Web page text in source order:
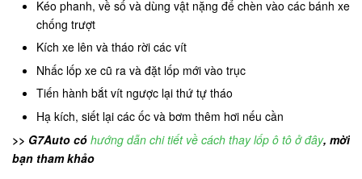
Kéo phanh, về số và dùng vật nặng để chèn vào các bánh xe
chống trượt
Kích xe lên và tháo rời các vít
Nhấc lốp xe cũ ra và đặt lốp mới vào trục
Tiến hành bắt vít ngược lại thứ tự tháo
Hạ kích, siết lại các ốc và bơm thêm hơi nếu cần
>> G7Auto có hướng dẫn chi tiết về cách thay lốp ô tô ở đây, mời
bạn tham khảo